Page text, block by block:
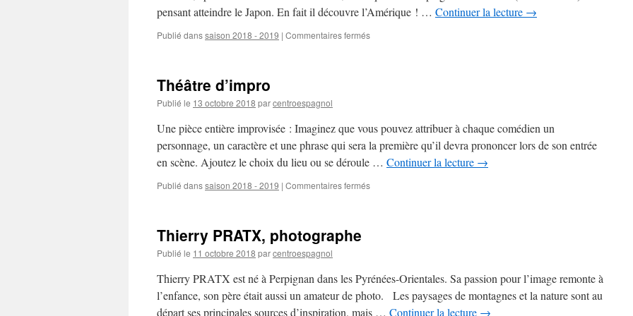
pensant atteindre le Japon. En fait il découvre l’Amérique ! … Continuer la lecture →
Publié danssaison 2018 - 2019 | Commentaires fermés
Théâtre d’impro
Publié le 13 octobre 2018 parcentroespagnol
Une pièce entière improvisée : Imaginez que vous pouvez attribuer à chaque comédien un
personnage, un caractère et une phrase qui sera la première qu’il devra prononcer lors de son entrée
en scène. Ajoutez le choix du lieu ou se déroule … Continuer la lecture →
Publié danssaison 2018 - 2019 | Commentaires fermés
Thierry PRATX, photographe
Publié le 11 octobre 2018 parcentroespagnol
Thierry PRATX est né à Perpignan dans les Pyrénées-Orientales. Sa passion pour l’image remonte à
l’enfance, son père était aussi un amateur de photo. Les paysages de montagnes et la nature sont au
départ ses principales sources d’inspiration, mais … Continuer la lecture →